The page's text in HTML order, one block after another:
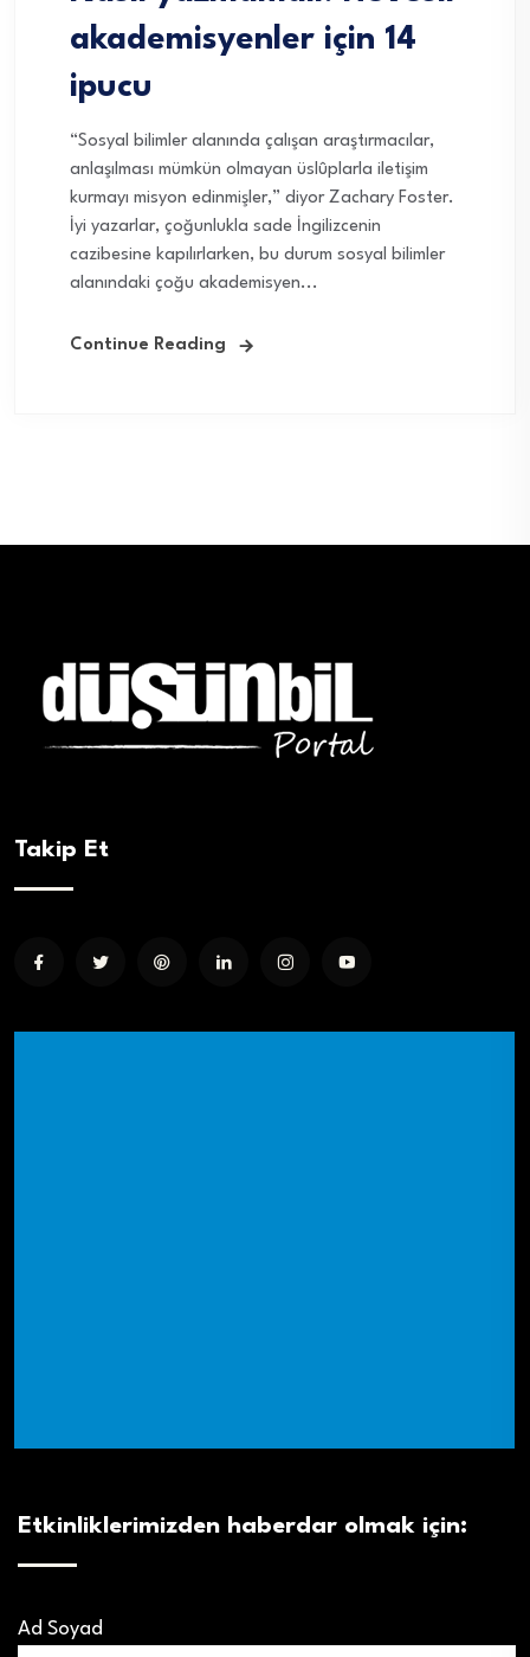
akademisyenler için 14
ipucu
“Sosyal bilimler alanında çalışan araştırmacılar,
anlaşılması mümkün olmayan üslûplarla iletişim
kurmayı misyon edinmişler,” diyor Zachary Foster.
İyi yazarlar, çoğunlukla sade İngilizcenin
cazibesine kapılırlarken, bu durum sosyal bilimler
alanındaki çoğu akademisyen...
Continue Reading
Takip Et
Etkinliklerimizden haberdar olmak için:
Ad Soyad